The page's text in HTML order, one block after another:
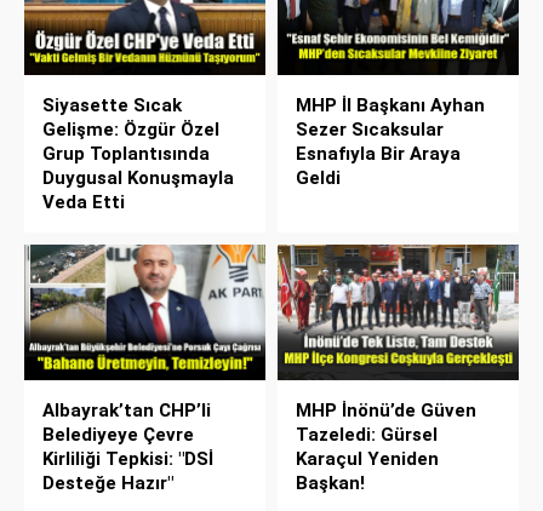
Siyasette Sıcak
Gelişme: Özgür Özel
Grup Toplantısında
Duygusal Konuşmayla
Veda Etti
MHP İl Başkanı Ayhan
Sezer Sıcaksular
Esnafıyla Bir Araya
Geldi
Albayrak’tan CHP’li
Belediyeye Çevre
Kirliliği Tepkisi: "DSİ
Desteğe Hazır"
MHP İnönü’de Güven
Tazeledi: Gürsel
Karaçul Yeniden
Başkan!